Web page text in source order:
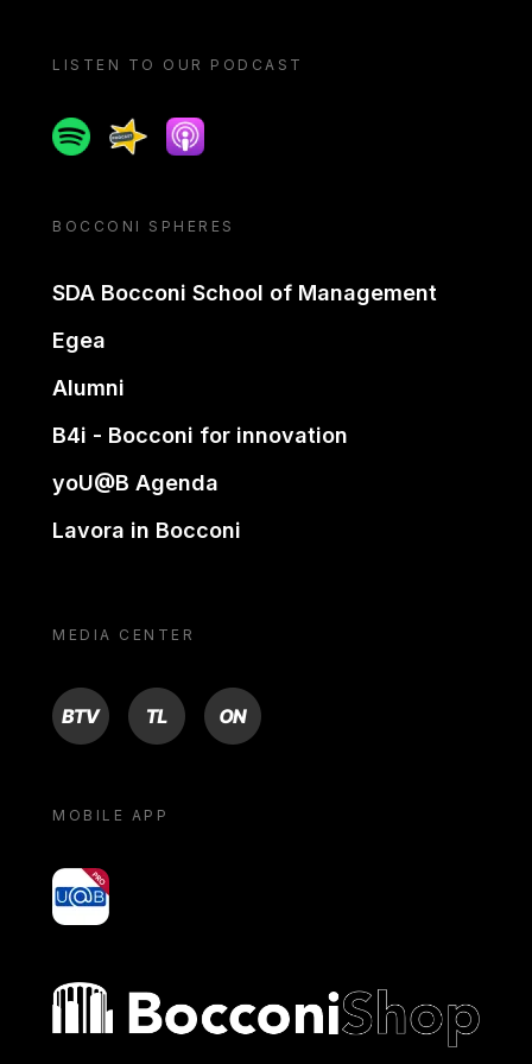
LISTEN TO OUR PODCAST
SpotifySpreakerApple podcast
BOCCONI SPHERES
SDA Bocconi School of Management
Egea
Alumni
B4i - Bocconi for innovation
yoU@B Agenda
Lavora in Bocconi
MEDIA CENTER
BTV TL ON
MOBILE APP
yoU@B
Bocconi shop